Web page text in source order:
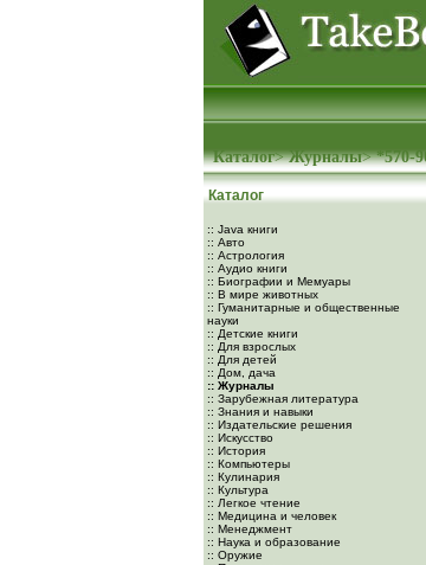
Каталог>Журналы>*570-
Каталог
:: Java книги
:: Авто
:: Астрология
:: Аудио книги
:: Биографии и Мемуары
:: В мире животных
:: Гуманитарные и общественные
науки
:: Детские книги
:: Для взрослых
:: Для детей
:: Дом, дача
:: Журналы
:: Зарубежная литература
:: Знания и навыки
:: Издательские решения
:: Искусство
:: История
:: Компьютеры
:: Кулинария
:: Культура
:: Легкое чтение
:: Медицина и человек
:: Менеджмент
:: Наука и образование
:: Оружие